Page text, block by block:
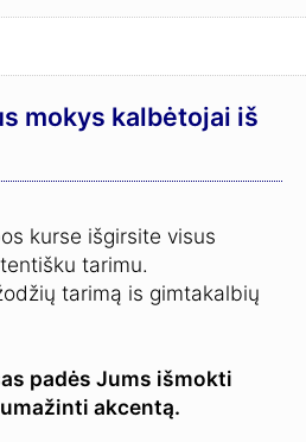
mokys kalbėtojai iš
kurse išgirsite visus
tarimu.
tarimą is gimtakalbių
padės Jums išmokti
akcentą.